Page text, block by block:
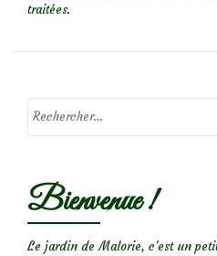
traitées.
Bienvenue !
Le jardin de Malorie, c'est un